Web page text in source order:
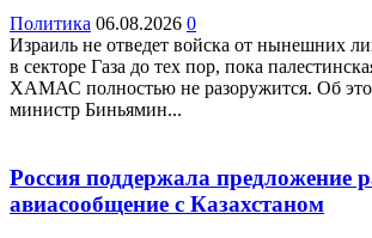
Политика 06.08.2026 0
Израиль не отведет войска от нынешних
в секторе Газа до тех пор, пока
ХАМАС полностью не разоружится. Об
министр Биньямин...
Россия поддержала предложение
авиасообщение с Казахстаном